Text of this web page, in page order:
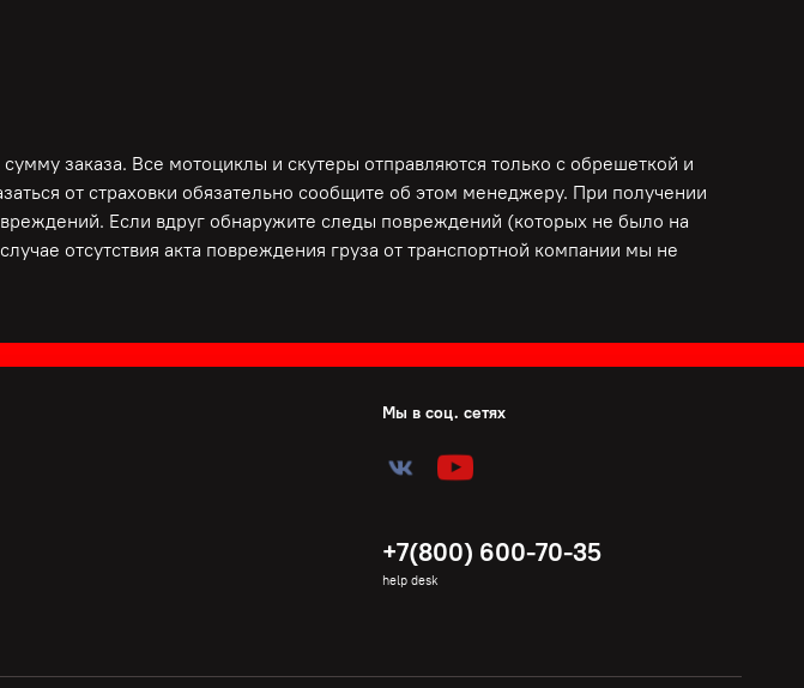
заказа. Все мотоциклы и скутеры отправляются только с обрешеткой и
от страховки обязательно сообщите об этом менеджеру. При получении
Если вдруг обнаружите следы повреждений (которых не было на
отсутствия акта повреждения груза от транспортной компании мы не
Мы в соц. сетях
+7(800) 600-70-35
help desk